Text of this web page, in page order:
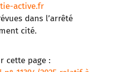
active.fr
dans l’arrêté
cité.
cette page :